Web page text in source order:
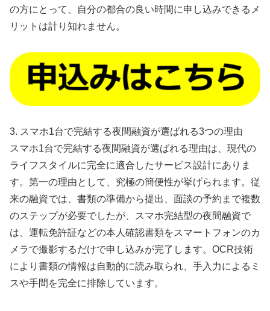
の方にとって、自分の都合の良い時間に申し込みできるメ
リットは計り知れません。
3. スマホ1台で完結する夜間融資が選ばれる3つの理由
スマホ1台で完結する夜間融資が選ばれる理由は、現代の
ライフスタイルに完全に適合したサービス設計にありま
す。第一の理由として、究極の簡便性が挙げられます。従
来の融資では、書類の準備から提出、面談の予約まで複数
のステップが必要でしたが、スマホ完結型の夜間融資で
は、運転免許証などの本人確認書類をスマートフォンのカ
メラで撮影するだけで申し込みが完了します。OCR技術
により書類の情報は自動的に読み取られ、手入力によるミ
スや手間を完全に排除しています。